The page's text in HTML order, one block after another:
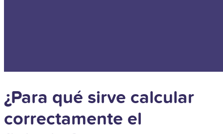
¿Para qué sirve calcular
correctamente el